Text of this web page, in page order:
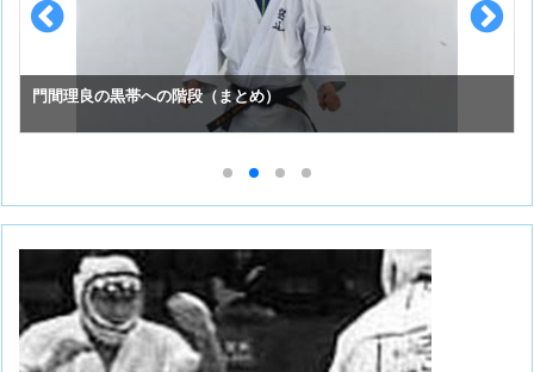
スーパーセーフのお手入れ （①初めての投稿）